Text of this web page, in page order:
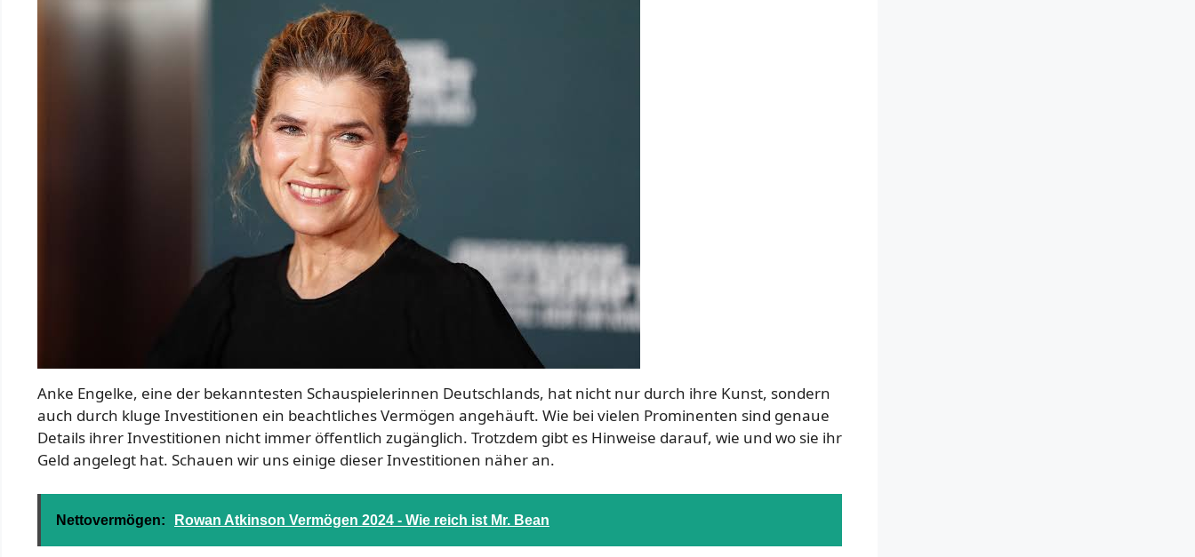
Anke Engelke, eine der bekanntesten Schauspielerinnen Deutschlands, hat nicht nur durch ihre Kunst, sondern
auch durch kluge Investitionen ein beachtliches Vermögen angehäuft. Wie bei vielen Prominenten sind genaue
Details ihrer Investitionen nicht immer öffentlich zugänglich. Trotzdem gibt es Hinweise darauf, wie und wo sie ihr
Geld angelegt hat. Schauen wir uns einige dieser Investitionen näher an.
Nettovermögen: Rowan Atkinson Vermögen 2024 - Wie reich ist Mr. Bean